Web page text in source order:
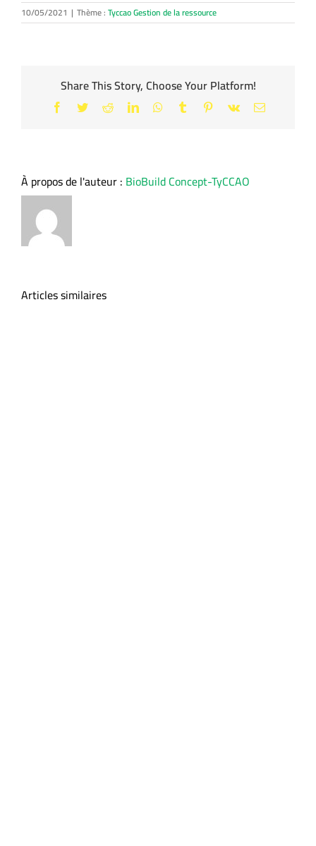
10/05/2021 | Thème :Tyccao Gestion de la ressource
Share This Story, Choose Your Platform!
Facebook
TwitterRedditLinkedInWhatsApp
TumblrPinterest
Vk Email
À propos de l'auteur : BioBuild Concept-TyCCAO
Articles similaires